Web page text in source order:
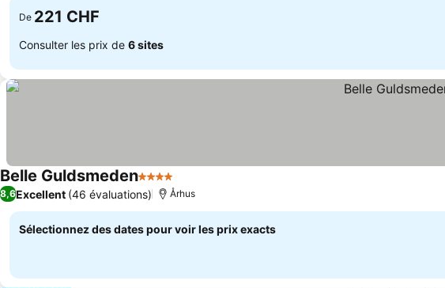
De 221 CHF
Consulter les prix de 6 sites
Belle Guldsmeden4 Étoiles
8,6Excellent (46 évaluations) Århus
Sélectionnez des dates pour voir les prix exacts